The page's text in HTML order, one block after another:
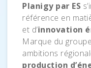
Planigy par ES
référence en
et d’innovation
Marque du
ambitions
production